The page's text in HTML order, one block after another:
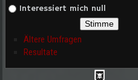
Interessiert mich null
Ältere Umfragen
Resultate